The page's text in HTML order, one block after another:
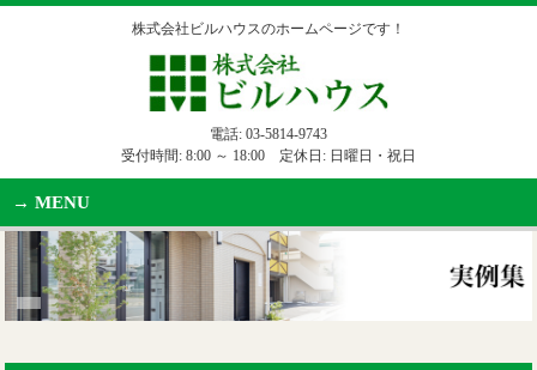
株式会社ビルハウスのホームページです！
電話: 03-5814-9743
受付時間: 8:00 ～ 18:00 定休日: 日曜日・祝日
MENU